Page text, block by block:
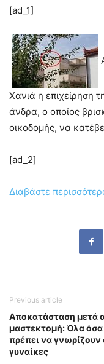
[ad_1]
Χανιά η επιχείρηση
άνδρα, ο οποίος
οικοδομής, να
[ad_2]
Διαβάστε
Previous article
Αποκατάσταση μετά
μαστεκτομή: Όλα όσα
πρέπει να γνωρίζουν
γυναίκες